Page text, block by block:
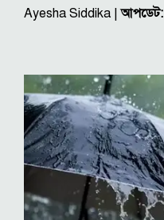
Ayesha Siddika |আপডেট: